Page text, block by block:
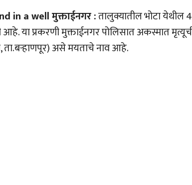
in a well मुक्ताईनगर :तालुक्यातील भोटा येथील
या प्रकरणी मुक्ताईनगर पोलिसात अकस्मात
ता.बर्‍हाणपूर) असे मयताचे नाव आहे.